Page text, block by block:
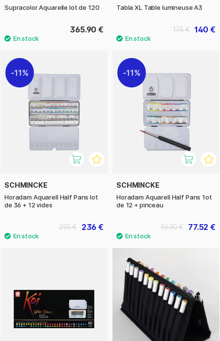
Supracolor Aquarelle lot de 120
365.90 €
Tabla XL Table lumineuse A3
140 €
175 €
11%
SCHMINCKE
Horadam Aquarell Half Pans lot
de 36 + 12 vides
236 €
295 €
11%
SCHMINCKE
Horadam Aquarell Half Pans 1ot
de 12 + pinceau
77.52 €
96.90 €